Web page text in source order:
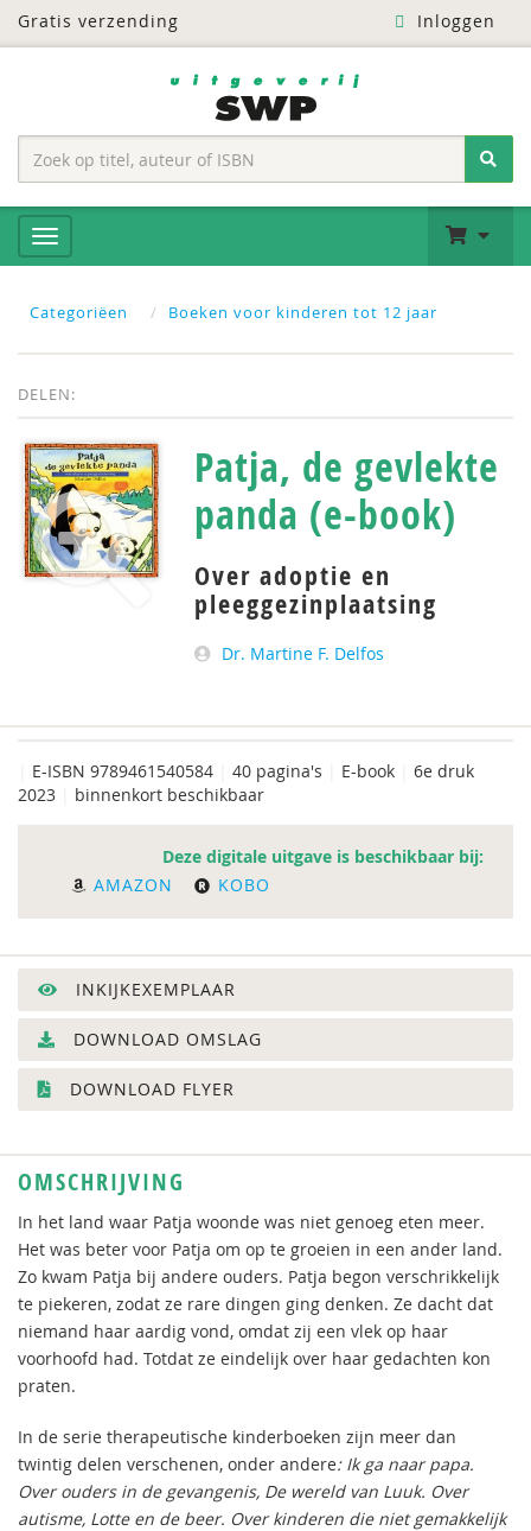
Gratis verzending Inloggen
Categoriëen Boeken voor kinderen tot 12 jaar
DELEN:
Patja, de gevlekte
panda (e-book)
Over adoptie en
pleeggezinplaatsing
Dr. Martine F. Delfos
E-ISBN 9789461540584 40 pagina's E-book
6e druk
2023
binnenkort beschikbaar
Deze digitale uitgave is beschikbaar bij:
AMAZON
KOBO
INKIJKEXEMPLAAR
DOWNLOAD OMSLAG
DOWNLOAD FLYER
OMSCHRIJVING
In het land waar Patja woonde was niet genoeg eten meer.
Het was beter voor Patja om op te groeien in een ander land.
Zo kwam Patja bij andere ouders. Patja begon verschrikkelijk
te piekeren, zodat ze rare dingen ging denken. Ze dacht dat
niemand haar aardig vond, omdat zij een vlek op haar
voorhoofd had. Totdat ze eindelijk over haar gedachten kon
praten.
In de serie therapeutische kinderboeken zijn meer dan
twintig delen verschenen, onder andere: Ik ga naar papa.
Over ouders in de gevangenis, De wereld van Luuk. Over
autisme, Lotte en de beer. Over kinderen die niet gemakkelijk